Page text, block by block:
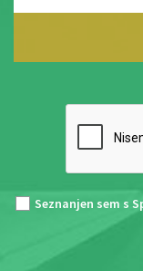
Seznanjen sem s